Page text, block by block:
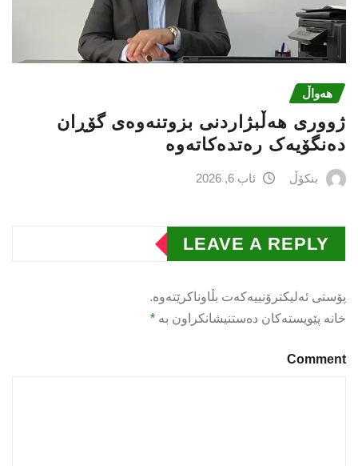
هەواڵ
ژووری هەڵبژاردنی بزوتنەوەى گۆڕان
دەنگۆیەک رەتدەکاتەوە
بنکۆڵ ئاب 6, 2026
LEAVE A REPLY
پۆستی ئەلیکترۆنییەکەت بڵاوناکرێتەوە.
خانە پێویستەکان دەستنیشانکراون بە *
Comment